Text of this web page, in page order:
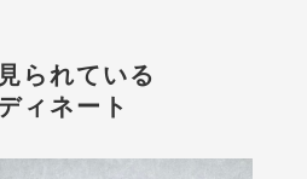
られている
ィネート